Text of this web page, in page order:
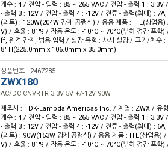
개수 : 4 / 전압 - 입력 : 85 ~ 265 VAC / 전압 - 출력 1 : 3.3V
- 출력 3 : 12V / 전압 - 출력 4 : -12V / 전류 - 출력(최대) :
(와트) : 120W(204W 강제 공랭식) / 응용 제품 : ITE(상업용
V) / 효율 : 81% / 작동 온도 : -10°C ~ 70°C(부하 경감 포함
ff, 원격 감지, 범용 입력 / 실장 유형 : 섀시 실장 / 크기/치수
8" H(225.0mm x 106.0mm x 35.0mm)
상품번호 : 2467285
ZWX180
AC/DC CNVRTR 3.3V 5V +/-12V 90W
제조사 : TDK-Lambda Americas Inc. / 계열 : ZWX / 유형
개수 : 4 / 전압 - 입력 : 85 ~ 265 VAC / 전압 - 출력 1 : 3.3V
- 출력 3 : 12V / 전압 - 출력 4 : -12V / 전류 - 출력(최대) :
(와트) : 90W(153W 강제 공랭식) / 응용 제품 : ITE(상업용)
V) / 효율 : 81% / 작동 온도 : -10°C ~ 70°C(부하 경감 포함